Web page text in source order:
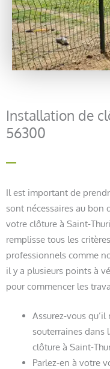
Installation de
56300
Il est important de
sont nécessaires au bon
votre clôture à Saint-
remplisse tous les
professionnels comme
il y a plusieurs points à
pour commencer les
Assurez-vous
souterraines dans
clôture à Saint-
Parlez-en à votre